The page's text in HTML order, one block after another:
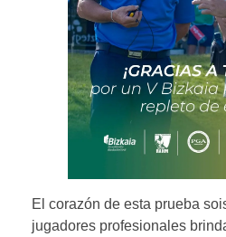
El corazón de esta prueba
jugadores profesionales